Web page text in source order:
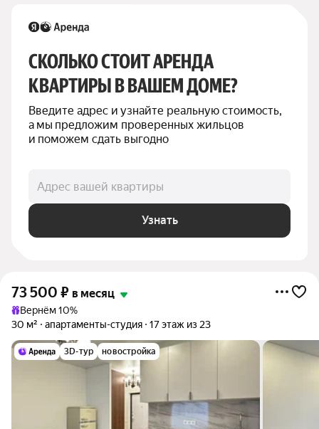
СКОЛЬКО СТОИТ АРЕНДА
КВАРТИРЫ В ВАШЕМ ДОМЕ?
Введите адрес и узнайте реальную стоимость,
а мы предложим проверенных жильцов
и поможем сдать выгодно
Адрес вашей квартиры
Узнать
73 500 ₽ в месяц
Вернём 10%
30 м²
апартаменты-студия 17 этаж из 23
3D-тур новостройка